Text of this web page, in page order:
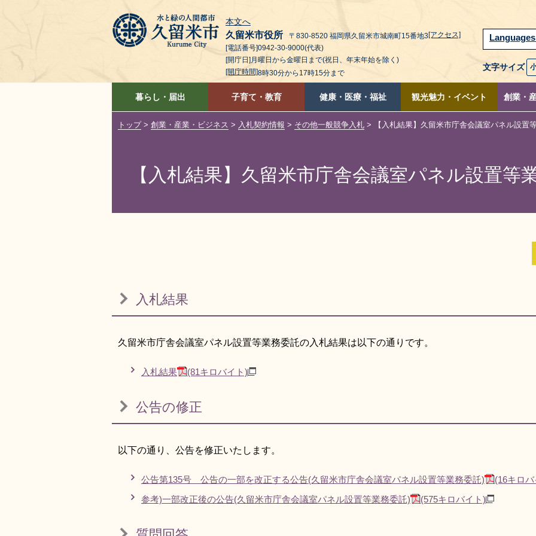
本文へ
久留米市役所 〒830-8520 福岡県久留米市城南町15番地3[アクセス]
[電話番号]0942-30-9000(代表)
[開庁日]月曜日から金曜日まで(祝日、年末年始を除く)
[開庁時間]8時30分から17時15分まで
文字サイズ
暮らし・届出 子育て・教育 健康・医療・福祉 観光魅力・イベント 創業・
トップ> 創業・産業・ビジネス > 入札契約情報 > その他一般競争入札 > 【入札結果】久留米市庁舎会議室パネル設置
【入札結果】久留米市庁舎会議室パネル設置等
入札結果
久留米市庁舎会議室パネル設置等業務委託の入札結果は以下の通りです。
入札結果 (81キロバイト)
公告の修正
以下の通り、公告を修正いたします。
公告第135号 公告の一部を改正する公告(久留米市庁舎会議室パネル設置等業務委託)
(16キロ
参考)一部改正後の公告(久留米市庁舎会議室パネル設置等業務委託)
(575キロバイト)